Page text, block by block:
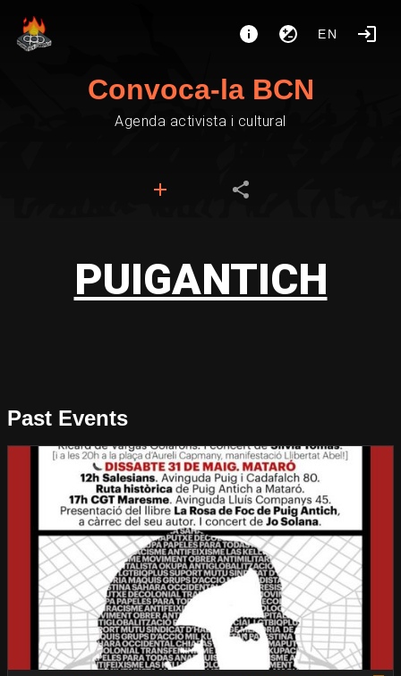
EN
Convoca-la BCN
Agenda activista i cultural
PUIGANTICH
Past Events